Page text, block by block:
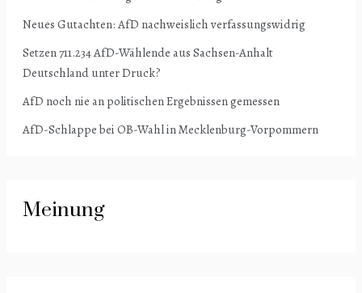
Neues Gutachten: AfD nachweislich verfassungswidrig
Setzen 711.234 AfD-Wählende aus Sachsen-Anhalt
Deutschland unter Druck?
AfD noch nie an politischen Ergebnissen gemessen
AfD-Schlappe bei OB-Wahl in Mecklenburg-Vorpommern
Meinung